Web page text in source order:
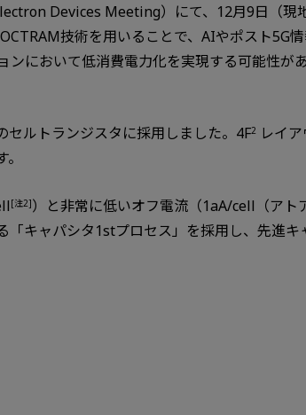
Devices Meeting）にて、12月9日（現
技術を用いることで、AIやポスト5G
において低消費電力化を実現する可能性が
セルトランジスタに採用しました。4F2 レイ
[注2]）と非常に低いオフ電流（1aA/cell（アト
キャパシタ1stプロセス」を採用し、先進キ